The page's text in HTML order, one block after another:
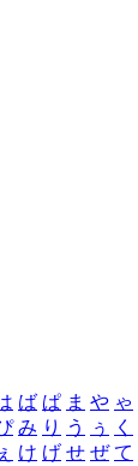
ば ぱ ま や ゃ
み り う ぅ く
ぇ け げ せ ぜ て